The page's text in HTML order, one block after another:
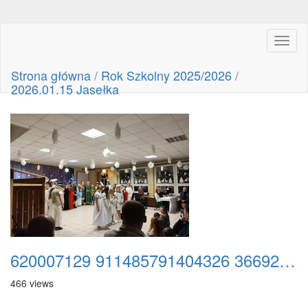
Strona główna/ Rok Szkolny 2025/2026/
2026.01.15 Jasełka
620007129 911485791404326 366928962107430902 n
466 views